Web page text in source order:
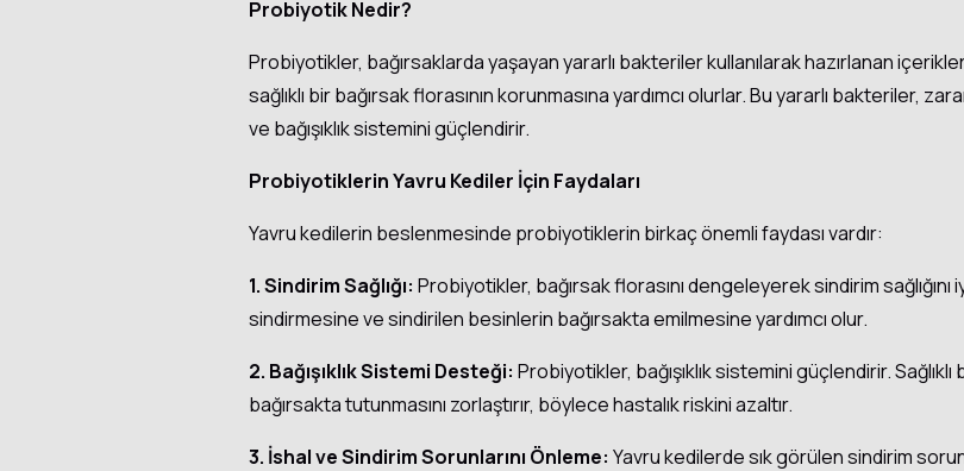
Probiyotik Nedir?
Probiyotikler, bağırsaklarda yaşayan yararlı bakteriler kullanılarak hazırlanan
sağlıklı bir bağırsak florasının korunmasına yardımcı olurlar. Bu yararlı bakteriler,
ve bağışıklık sistemini güçlendirir.
Probiyotiklerin Yavru Kediler İçin Faydaları
Yavru kedilerin beslenmesinde probiyotiklerin birkaç önemli faydası vardır:
1.Sindirim Sağlığı: Probiyotikler, bağırsak florasını dengeleyerek sindirim
sindirmesine ve sindirilen besinlerin bağırsakta emilmesine yardımcı olur.
2. Bağışıklık Sistemi Desteği: Probiyotikler, bağışıklık sistemini güçlendirir.
bağırsakta tutunmasını zorlaştırır, böylece hastalık riskini azaltır.
3. İshal ve Sindirim Sorunlarını Önleme: Yavru kedilerde sık görülen sindirim